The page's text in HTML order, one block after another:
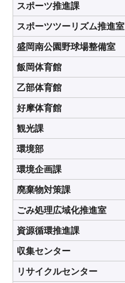
スポーツ推進課
スポーツツーリズム推進室
盛岡南公園野球場整備室
飯岡体育館
乙部体育館
好摩体育館
観光課
環境部
環境企画課
廃棄物対策課
ごみ処理広域化推進室
資源循環推進課
収集センター
リサイクルセンター